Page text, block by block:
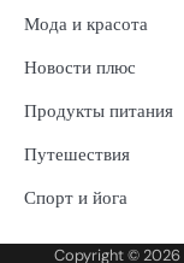
Мода и красота
Новости плюс
Продукты питания
Путешествия
Спорт и йога
Copyright © 2026